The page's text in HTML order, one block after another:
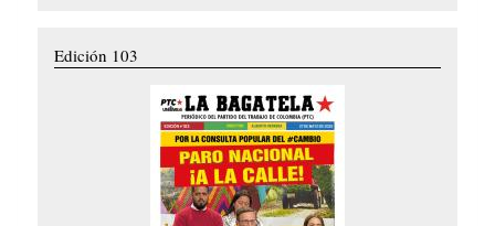
Edición 103